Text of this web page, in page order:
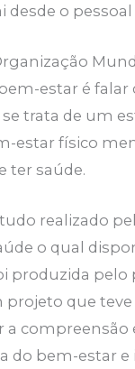
desde o
estar é falar
trata de um
estar físico
ter saúde.
realizado
o qual
produzida pelo
projeto que
a compreensão
do bem-estar